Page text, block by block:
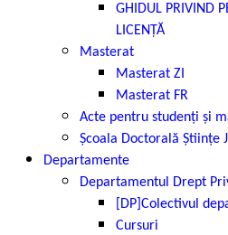
GHIDUL PRIVIND
LICENȚĂ
Masterat
Masterat ZI
Masterat FR
Acte pentru studenți și
Școala Doctorală Științe
Departamente
Departamentul Drept
[DP]Colectivul
Cursuri